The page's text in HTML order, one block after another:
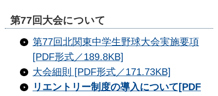
第77回大会について
第77回北関東中学生野球大会実施要項
[PDF形式／189.8KB]
大会細則 [PDF形式／171.73KB]
リエントリー制度の導入について[PDF